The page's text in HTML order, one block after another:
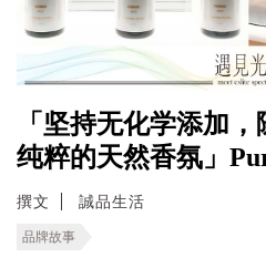
「坚持无化学添加
纯粹的天然香氛」
撰文 誠品生活
品牌故事